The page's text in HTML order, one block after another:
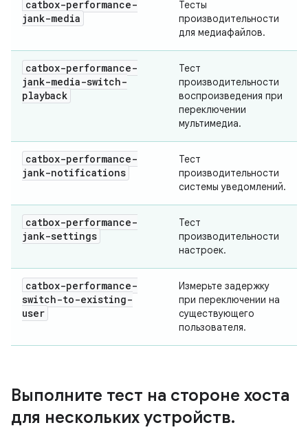
catbox-performance-
jank-media
Тесты
производительности
для медиафайлов.
catbox-performance-
jank-media-switch-
playback
Тест
производительности
воспроизведения при
переключении
мультимедиа.
catbox-performance-
jank-notifications
Тест
производительности
системы уведомлений.
catbox-performance-
jank-settings
Тест
производительности
настроек.
catbox-performance-
switch-to-existing-
user
Измерьте задержку
при переключении на
существующего
пользователя.
Выполните тест на стороне хоста
для нескольких устройств.